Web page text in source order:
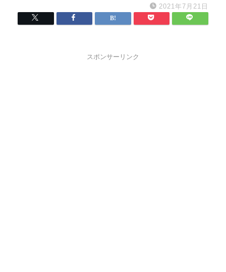
2021年7月21日
スポンサーリンク